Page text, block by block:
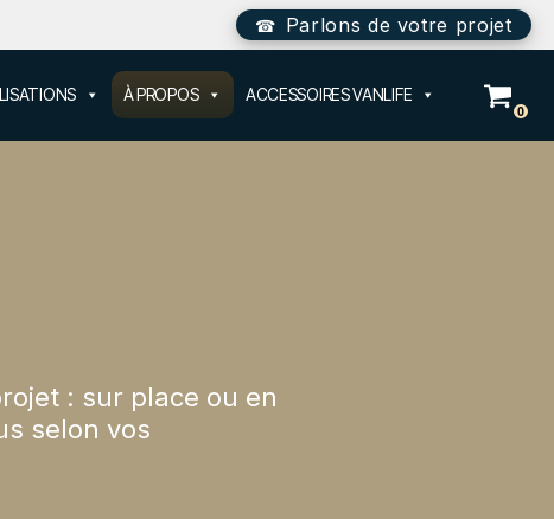
Parlons de votre projet
À PROPOS ACCESSOIRES VANLIFE
0
: sur place ou en
selon vos